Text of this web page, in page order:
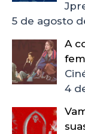
5 de agosto
A
4